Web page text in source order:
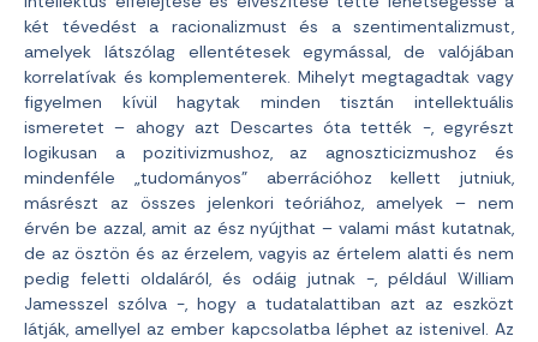
két tévedést a racionalizmust és a szentimentalizmust,
amelyek látszólag ellentétesek egymással, de valójában
korrelatívak és komplementerek. Mihelyt megtagadtak vagy
figyelmen kívül hagytak minden tisztán intellektuális
ismeretet – ahogy azt Descartes óta tették -, egyrészt
logikusan a pozitivizmushoz, az agnoszticizmushoz és
mindenféle „tudományos” aberrációhoz kellett jutniuk,
másrészt az összes jelenkori teóriához, amelyek – nem
érvén be azzal, amit az ész nyújthat – valami mást kutatnak,
de az ösztön és az érzelem, vagyis az értelem alatti és nem
pedig feletti oldaláról, és odáig jutnak -, például William
Jamesszel szólva -, hogy a tudatalattiban azt az eszközt
látják, amellyel az ember kapcsolatba léphet az istenivel. Az